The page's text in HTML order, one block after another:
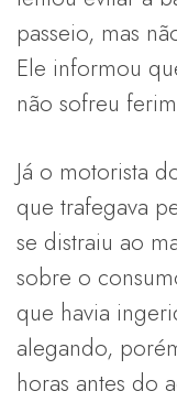
passeio, mas
Ele informou
não sofreu
Já o motorista
que trafegava
se distraiu ao
sobre o
que havia
alegando,
horas antes do